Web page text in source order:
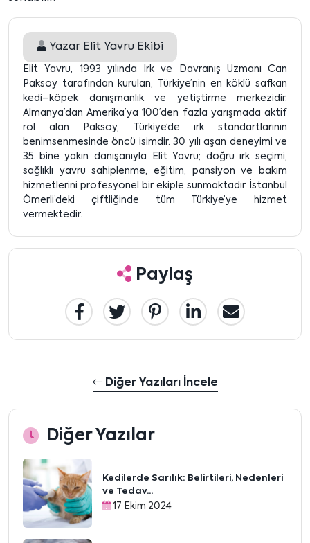
Yazar Elit Yavru Ekibi
Elit Yavru, 1993 yılında Irk ve Davranış Uzmanı Can
Paksoy tarafından kurulan, Türkiye’nin en köklü safkan
kedi–köpek danışmanlık ve yetiştirme merkezidir.
Almanya’dan Amerika’ya 100’den fazla yarışmada aktif
rol alan Paksoy, Türkiye’de ırk standartlarının
benimsenmesinde öncü isimdir. 30 yılı aşan deneyimi ve
35 bine yakın danışanıyla Elit Yavru; doğru ırk seçimi,
sağlıklı yavru sahiplenme, eğitim, pansiyon ve bakım
hizmetlerini profesyonel bir ekiple sunmaktadır. İstanbul
Ömerli’deki çiftliğinde tüm Türkiye’ye hizmet
vermektedir.
Paylaş
Diğer Yazıları İncele
Diğer Yazılar
Kedilerde Sarılık: Belirtileri, Nedenleri
ve Tedav...
17 Ekim 2024